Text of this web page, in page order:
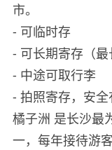
市。
- 可临时存
- 可长期寄存（最
- 中途可取行李
- 拍照寄存，安
橘子洲 是长沙最
一，每年接待游